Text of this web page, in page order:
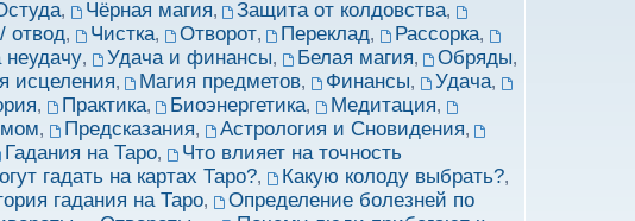
, Чёрная магия, Защита от колдовства,
отвод, Чистка, Отворот, Переклад, Рассорка,
неудачу, Удача и финансы, Белая магия, Обряды,
исцеления, Магия предметов, Финансы, Удача,
, Практика, Биоэнергетика, Медитация,
, Предсказания, Астрология и Сновидения,
Гадания на Таро,
Что влияет на точность
гадать на картах Таро?, Какую колоду выбрать?,
гадания на Таро,
Определение болезней по